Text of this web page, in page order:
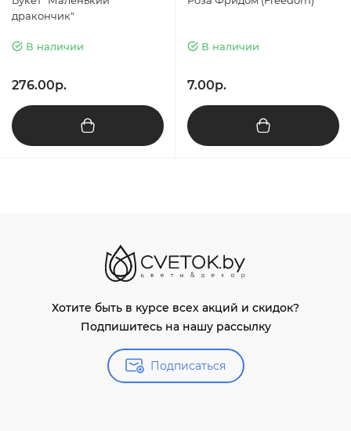
дракончик"
В наличии
276.00р.
В наличии
7.00р.
Хотите быть в курсе всех акций и скидок?
Подпишитесь на нашу рассылку
Подписаться